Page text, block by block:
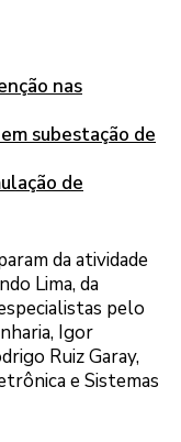
nas
subestação de
de
da atividade
Lima, da
pelo
Igor
Ruiz Garay,
e Sistemas